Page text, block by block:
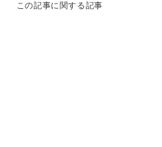
この記事に関する記事